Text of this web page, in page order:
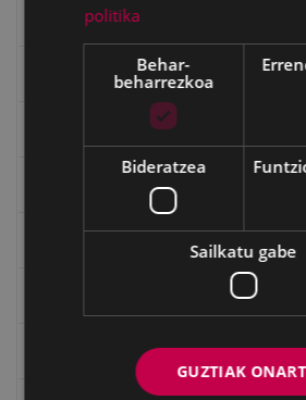
Gerra Zibilaren Interpretazio
Gerrako umeak
Ignazio Zuloagaren margolanak
Indalecio Ojanguren, Gipuzkoako
politika
Behar-
beharrezkoa
Bideratzea
Sailkatu gabe
GUZTIAK